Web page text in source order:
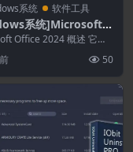
系统 软件工具
系统]Microsoft
2021-2024 Professio
专业增强版
Office 2024 概述 它是
50